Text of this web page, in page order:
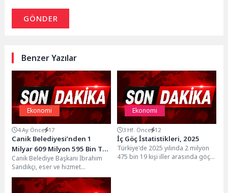
GÖNDER
Benzer Yazılar
Ekonomi
4 Ay Önce 17
Canik Belediyesi’nden 1
Milyar 609 Milyon 595 Bin TL
Yatırım
Canik Belediye Başkanı İbrahim
Sandıkçı, eser ve hizmet
seferberliğini sürdürdüklerine
işaret ederek belediyenin öz
Ekonomi
3 Hf. Önce 12
İç Göç İstatistikleri, 2025
Türkiye'de 2025 yılında 2 milyon
475 bin 19 kişi iller arasında göç